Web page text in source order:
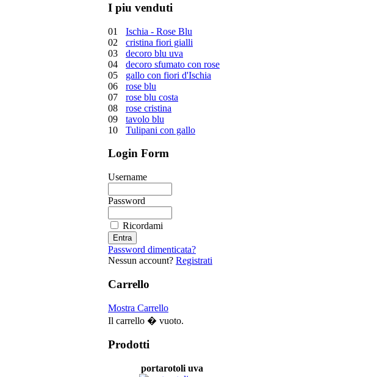
I piu venduti
01
Ischia - Rose Blu
02
cristina fiori gialli
03
decoro blu uva
04
decoro sfumato con rose
05
gallo con fiori d'Ischia
06
rose blu
07
rose blu costa
08
rose cristina
09
tavolo blu
10
Tulipani con gallo
Login Form
Username
Password
Ricordami
Password dimenticata?
Nessun account? Registrati
Carrello
Mostra Carrello
Il carrello � vuoto.
Prodotti
portarotoli uva